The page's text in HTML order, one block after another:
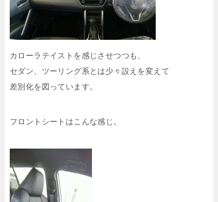
カローラテイストを感じさせつつも、
セダン、ツーリング系とは少々設えを変えて
差別化を図っています。
フロントシートはこんな感じ。